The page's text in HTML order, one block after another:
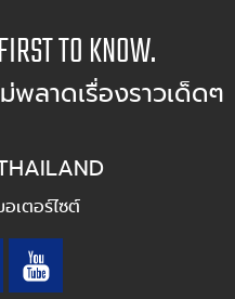
TO KNOW.
พลาดเรื่องราวเด็ดๆ
เตอร์ไซต์